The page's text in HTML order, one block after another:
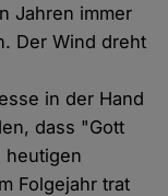
Jahren immer
Der Wind dreht
in der Hand
dass "Gott
heutigen
Folgejahr trat